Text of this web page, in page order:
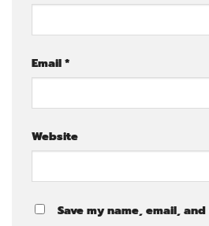
Email*
Website
Save my name, email,